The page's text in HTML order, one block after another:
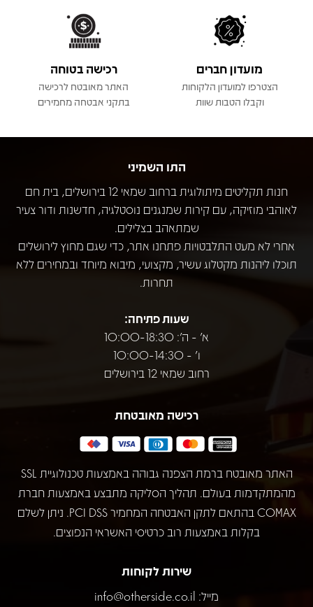
מועדון חברים
הצטרפו למועדון הלקוחות
וקבלו הטבות שוות
רכישה בטוחה
האתר מאובטח לרכישה
בתקני אבטחה מחמירים
התו השמיני
חנות תקליטים מיתולוגית ברחוב שמאי 12 בירושלים, בית חם
לאוהבי מוזיקה, עם קירות שמנגנים נוסטלגיה, חדשנות ודור צעיר
שמתאהב בצלילים.
אחרי לא מעט התלבטויות פתחנו אתר, כדי שגם מחוץ לירושלים
תוכלו ליהנות מקטלוג עשיר, מקצועי, מיבוא מיוחד ובמחירים ללא
תחרות.
שעות פתיחה:
א' - ה': 10:00-18:30
ו' - 10:00-14:30
רחוב שמאי 12 בירושלים
רכישה מאובטחת
האתר מאובטח ברמת הצפנה גבוהה באמצעות טכנולוגיית SSL
מהמתקדמות בעולם. תהליך הסליקה מתבצע באמצעות חברת
COMAX בהתאם לתקן האבטחה המחמיר PCI DSS. ניתן לשלם
בקלות באמצעות רוב כרטיסי האשראי הנפוצים.
שירות לקוחות
מייל: info@otherside.co.il